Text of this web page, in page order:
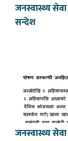
जनस्वास्थ्य
सन्देश
जनस्वास्थ्य